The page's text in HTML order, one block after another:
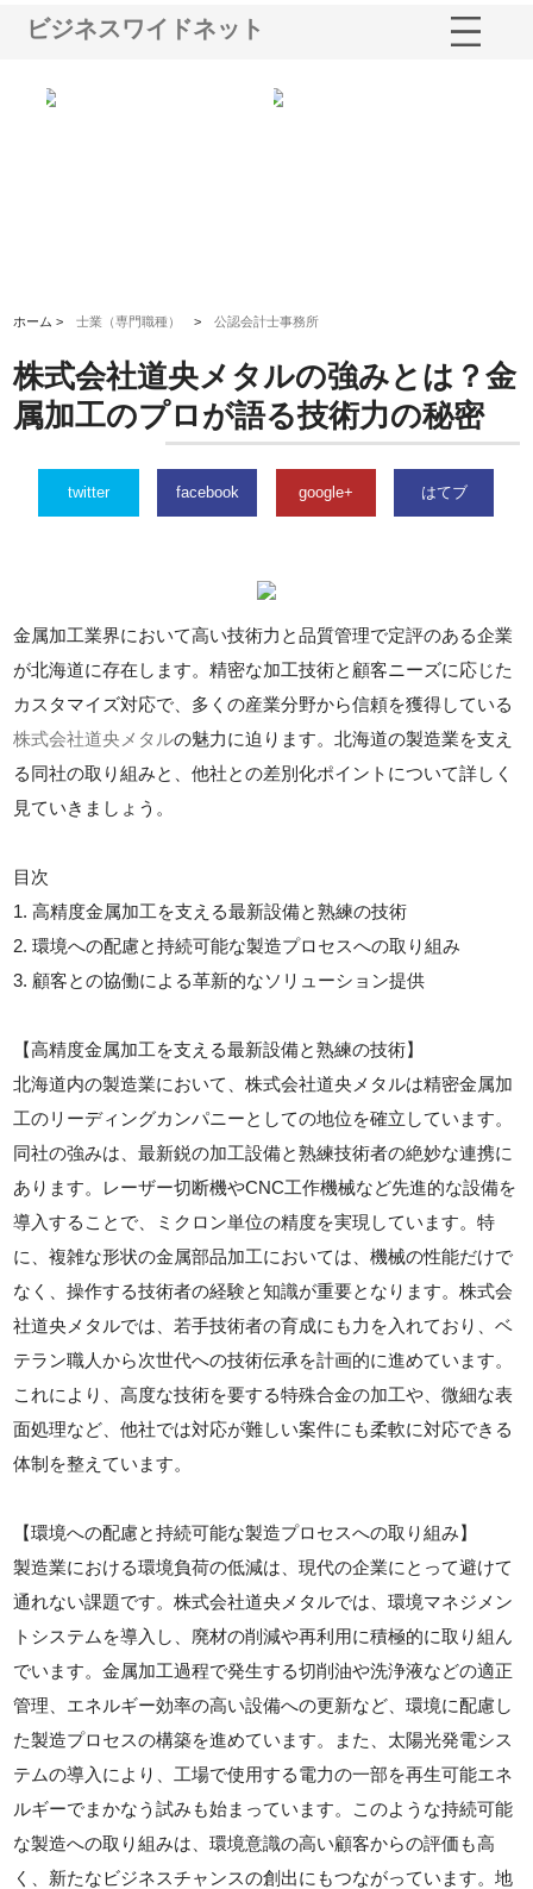
ビジネスワイドネット
ホーム >士業（専門職種） >公認会計士事務所
株式会社道央メタルの強みとは？金
属加工のプロが語る技術力の秘密
twitter facebook google+ はてブ
金属加工業界において高い技術力と品質管理で定評のある企業
が北海道に存在します。精密な加工技術と顧客ニーズに応じた
カスタマイズ対応で、多くの産業分野から信頼を獲得している
株式会社道央メタルの魅力に迫ります。北海道の製造業を支え
る同社の取り組みと、他社との差別化ポイントについて詳しく
見ていきましょう。
目次
1. 高精度金属加工を支える最新設備と熟練の技術
2. 環境への配慮と持続可能な製造プロセスへの取り組み
3. 顧客との協働による革新的なソリューション提供
【高精度金属加工を支える最新設備と熟練の技術】
北海道内の製造業において、株式会社道央メタルは精密金属加
工のリーディングカンパニーとしての地位を確立しています。
同社の強みは、最新鋭の加工設備と熟練技術者の絶妙な連携に
あります。レーザー切断機やCNC工作機械など先進的な設備を
導入することで、ミクロン単位の精度を実現しています。特
に、複雑な形状の金属部品加工においては、機械の性能だけで
なく、操作する技術者の経験と知識が重要となります。株式会
社道央メタルでは、若手技術者の育成にも力を入れており、ベ
テラン職人から次世代への技術伝承を計画的に進めています。
これにより、高度な技術を要する特殊合金の加工や、微細な表
面処理など、他社では対応が難しい案件にも柔軟に対応できる
体制を整えています。
【環境への配慮と持続可能な製造プロセスへの取り組み】
製造業における環境負荷の低減は、現代の企業にとって避けて
通れない課題です。株式会社道央メタルでは、環境マネジメン
トシステムを導入し、廃材の削減や再利用に積極的に取り組ん
でいます。金属加工過程で発生する切削油や洗浄液などの適正
管理、エネルギー効率の高い設備への更新など、環境に配慮し
た製造プロセスの構築を進めています。また、太陽光発電シス
テムの導入により、工場で使用する電力の一部を再生可能エネ
ルギーでまかなう試みも始まっています。このような持続可能
な製造への取り組みは、環境意識の高い顧客からの評価も高
く、新たなビジネスチャンスの創出にもつながっています。地